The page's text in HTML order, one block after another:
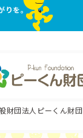
りを。
財団法人ピーくん財団